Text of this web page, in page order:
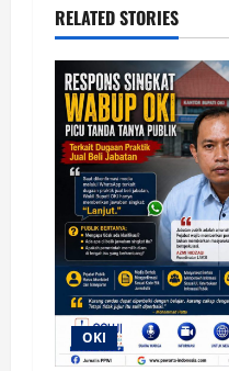
i
g
a
t
o
n
RELATED STORIES
OKI